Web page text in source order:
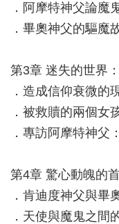
．阿摩特神父論魔
．畢奧神父的驅魔
第3章 迷失的世界
．造成信仰衰微的
．被救贖的兩個女
．專訪阿摩特神父
第4章 驚心動魄的
．肯迪度神父與畢
．天使與魔鬼之間